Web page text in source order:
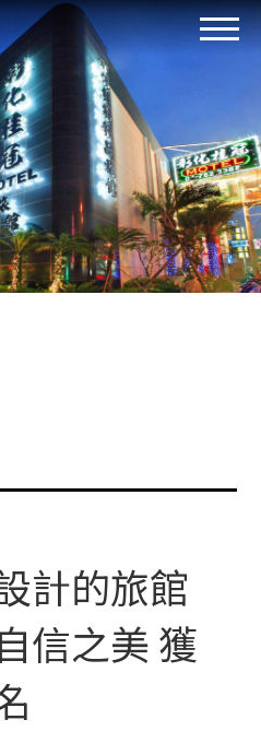
計的旅館
信之美 獲